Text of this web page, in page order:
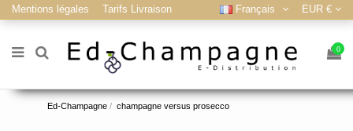
Mentions légales Tarifs Livraison Français EUR €
0
Ed-Champagne champagne versus prosecco